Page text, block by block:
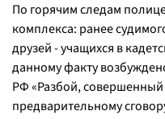
По горячим следам
комплекса: ранее
друзей - учащихся в
данному факту
РФ «Разбой,
предварительному